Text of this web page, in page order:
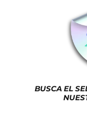
BUSCA EL